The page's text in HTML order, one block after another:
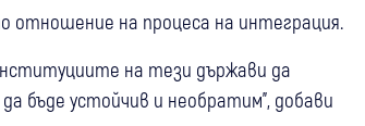
отношение на процеса на интеграция.
на тези държави да
бъде устойчив и необратим", добави